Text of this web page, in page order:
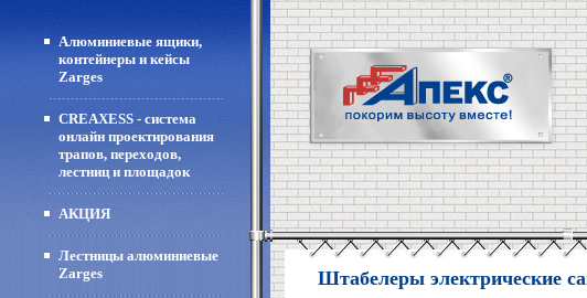
Алюминиевые ящики,
контейнеры и кейсы
Zarges
CREAXESS - система
онлайн проектирования
трапов, переходов,
лестниц и площадок
АКЦИЯ
Лестницы алюминиевые
Zarges
Штабелеры электрические